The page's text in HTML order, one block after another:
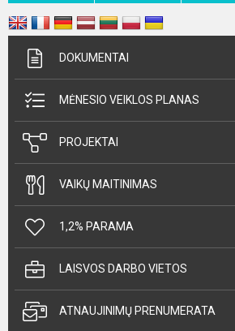
DOKUMENTAI
MĖNESIO VEIKLOS PLANAS
PROJEKTAI
VAIKŲ MAITINIMAS
1,2% PARAMA
LAISVOS DARBO VIETOS
ATNAUJINIMŲ PRENUMERATA